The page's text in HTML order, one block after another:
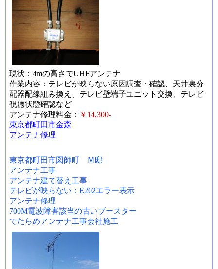
現状：4mの高さでUHFアンテナ
作業内容：テレビが映らない原因調査・確認、天井裏分
配器配線組み換え、テレビ壁端子ユニット交換、テレビ
視聴状態確認など
アンテナ修理料金：
￥14,300-
東京都町田市金森
アンテナ修理
東京都町田市図師町 Ｍ邸
アンテナ工事
アンテナ建て替え工事
テレビが映らない：E202エラー表示
アンテナ修理
700M電波障害該当の古いブースター
でたらめアンテナ工事会社施工